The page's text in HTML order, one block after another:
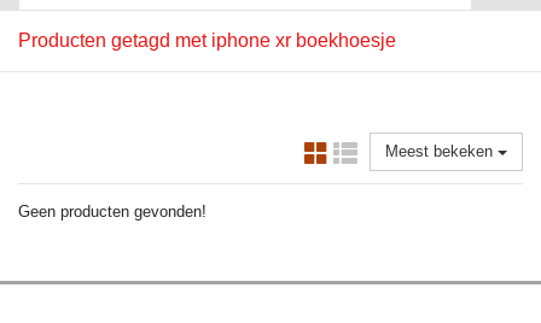
Producten getagd met iphone xr boekhoesje
Meest bekeken
Geen producten gevonden!